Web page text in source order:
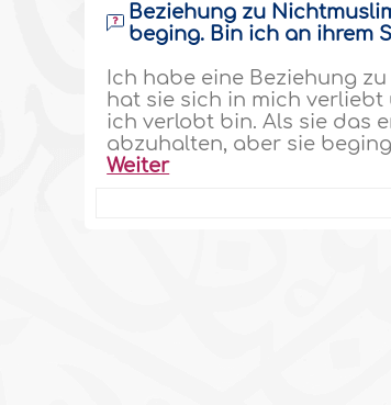
Beziehung zu
beging. Bin ich an ihrem
Ich habe eine Beziehung
hat sie sich in mich
ich verlobt bin. Als sie das
abzuhalten, aber sie
Weiter